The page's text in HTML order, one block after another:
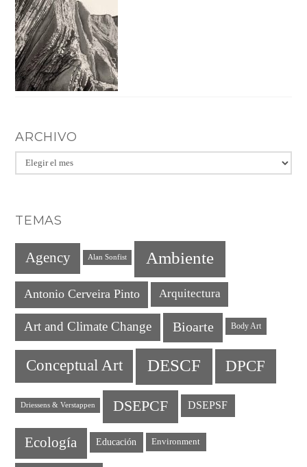
ARCHIVO
Archivo
TEMAS
Agency Alan Sonfist Ambiente
Antonio Cerveira Pinto Arquitectura
Art and Climate Change Bioarte Body Art
Conceptual Art DESCF DPCF
Driessens & Verstappen DSEPCF DSEPSF
Ecología Educación Environment